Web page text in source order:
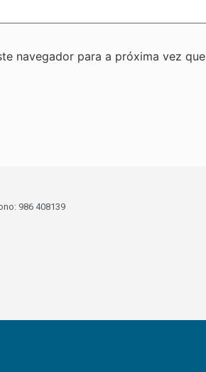
navegador para a próxima vez que
986 408139